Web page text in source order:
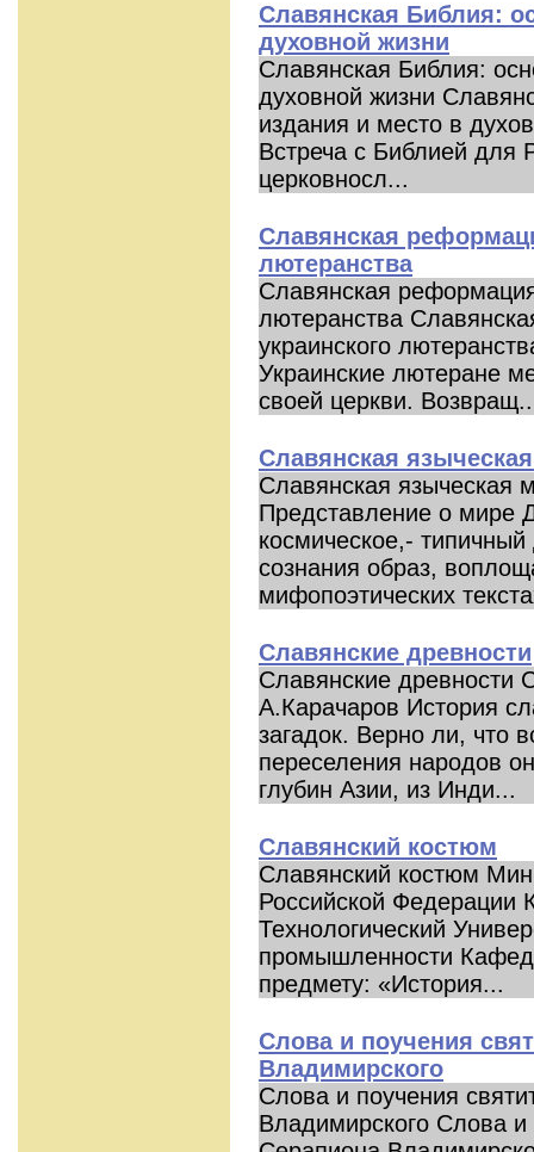
Славянская Библия:
духовной жизни
Славянская Библия:
духовной жизни
издания и место в
Встреча с Библией для
церковносл...
Славянская
лютеранства
Славянская
лютеранства
украинского
Украинские лютеране
своей церкви.
Славянская
Славянская языческая
Представление о мире
космическое,-
сознания образ,
мифопоэтических
Славянские древности
Славянские древности
А.Карачаров История
загадок. Верно ли, что
переселения народов
глубин Азии, из Инди...
Славянский костюм
Славянский костюм
Российской Федерации
Технологический
промышленности
предмету: «История...
Слова и поучения
Владимирского
Слова и поучения
Владимирского Слова и